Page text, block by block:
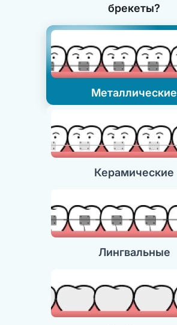
брекеты?
Металлические
Керамические
Лингвальные